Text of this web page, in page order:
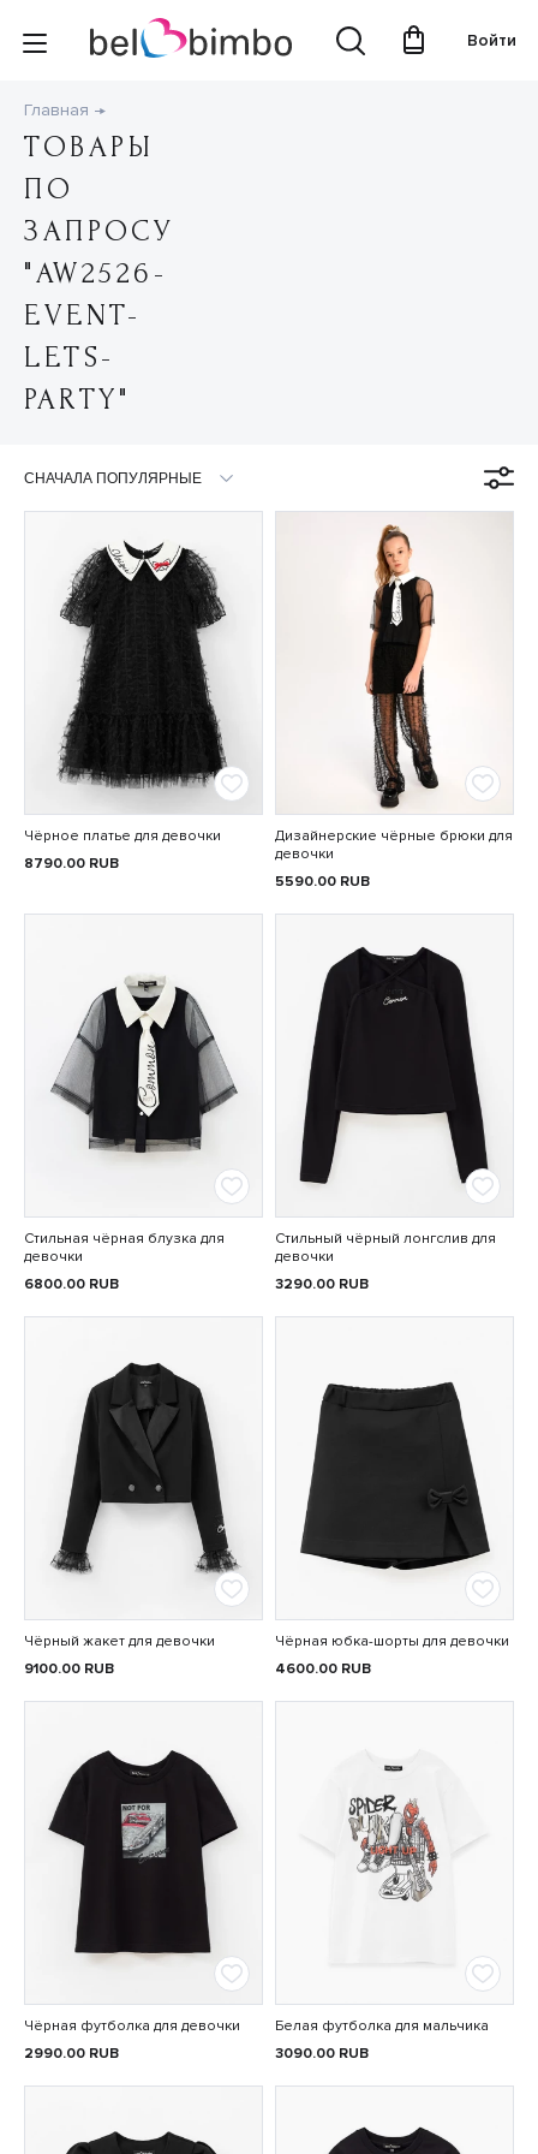
Войти
Главная
ТОВАРЫ
ПО
ЗАПРОСУ
"AW2526-
EVENT-
LETS-
PARTY"
Чёрное платье для девочки
8790.00 RUB
Дизайнерские чёрные брюки для
девочки
5590.00 RUB
Стильная чёрная блузка для
девочки
6800.00 RUB
Стильный чёрный лонгслив для
девочки
3290.00 RUB
Чёрный жакет для девочки
9100.00 RUB
Чёрная юбка-шорты для девочки
4600.00 RUB
Чёрная футболка для девочки
2990.00 RUB
Белая футболка для мальчика
3090.00 RUB